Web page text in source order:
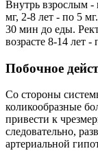
Внутрь взрослым -
мг, 2-8 лет - по 5
30 мин до еды.
возрасте 8-14 лет -
Побочное
Со стороны
коликообразные
привести к
следовательно,
артериальной